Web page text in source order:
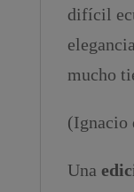
difícil
mucho
(Ignacio
Una